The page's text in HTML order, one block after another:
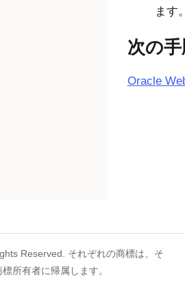
ます
次の
Oracle
Reserved. それぞれの商標は、そ
所有者に帰属します。